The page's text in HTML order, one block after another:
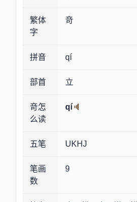
繁体
字
竒
拼音 qí
部首 立
竒怎
么读
qí
五笔 UKHJ
笔画
数
9